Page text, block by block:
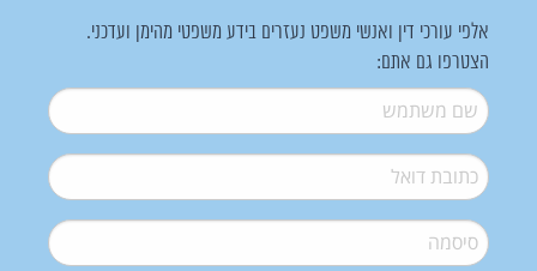
אלפי עורכי דין ואנשי משפט נעזרים בידע משפטי מהימן ועדכני.
הצטרפו גם אתם:
שם משתמש*
דואל*
סיסמה*